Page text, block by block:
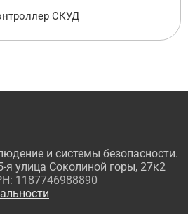
СКУД
и системы безопасности.
я улица Соколиной горы, 27к2
1187746988890